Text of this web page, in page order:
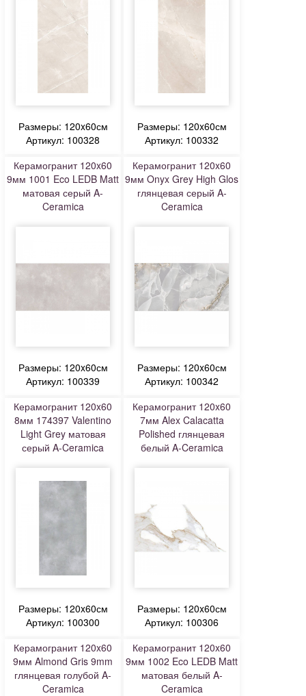
Размеры: 120x60см
Артикул: 100328
Размеры: 120x60см
Артикул: 100332
Керамогранит 120x60
9мм 1001 Eco LEDB Matt
матовая серый A-
Ceramica
Размеры: 120x60см
Артикул: 100339
Керамогранит 120x60
9мм Onyx Grey High Glos
глянцевая серый A-
Ceramica
Размеры: 120x60см
Артикул: 100342
Керамогранит 120x60
8мм 174397 Valentino
Light Grey матовая
серый A-Ceramica
Размеры: 120x60см
Артикул: 100300
Керамогранит 120x60
7мм Alex Calacatta
Polished глянцевая
белый A-Ceramica
Размеры: 120x60см
Артикул: 100306
Керамогранит 120x60
9мм Almond Gris 9mm
глянцевая голубой A-
Ceramica
Керамогранит 120x60
9мм 1002 Eco LEDB Matt
матовая белый A-
Ceramica